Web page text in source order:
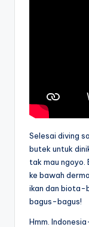
Selesai diving
butek untuk
tak mau
ke bawah
ikan dan
bagus-bagus!
Hmm.